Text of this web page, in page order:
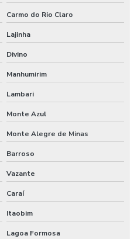
Confinado
Trabalho em Altura
do trabalho
Carmo do Rio Claro
Lajinha
Divino
Manhumirim
Lambari
Monte Azul
Monte Alegre de Minas
Barroso
Vazante
Caraí
Itaobim
Lagoa Formosa